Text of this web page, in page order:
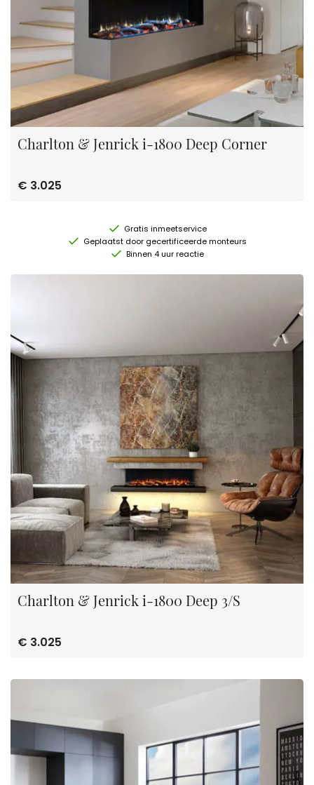
Charlton & Jenrick i-1800 Deep Corner
€ 3.025
Gratis inmeetservice
Geplaatst door gecertificeerde monteurs
Binnen 4 uur reactie
Charlton & Jenrick i-1800 Deep 3/S
€ 3.025